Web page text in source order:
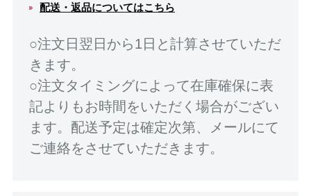
配送・返品についてはこちら
○注文日翌日から1日と計算させていただ
きます。
○注文タイミングによって在庫確保に表
記よりもお時間をいただく場合がござい
ます。配送予定は確定次第、メールにて
ご連絡をさせていただきます。